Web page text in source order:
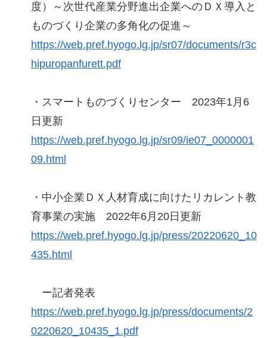
度）～次世代産業分野進出企業へのＤＸ導入と
ものづくり企業の多角化の促進～
https://web.pref.hyogo.lg.jp/sr07/documents/r3c
hipuropanfurett.pdf
・スマートものづくりセンター 2023年1月6
日更新
https://web.pref.hyogo.lg.jp/sr09/ie07_0000001
09.html
・中小企業ＤＸ人材育成に向けたリカレント教
育事業の実施 2022年6月20日更新
https://web.pref.hyogo.lg.jp/press/20220620_10
435.html
ー記者発表
https://web.pref.hyogo.lg.jp/press/documents/2
0220620_10435_1.pdf